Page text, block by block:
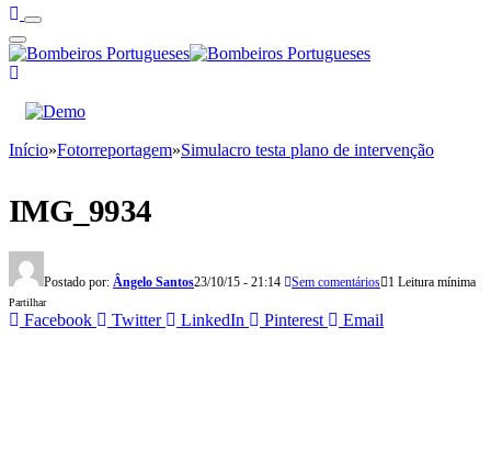
Início»Fotorreportagem»Simulacro testa plano de intervenção
IMG_9934
Postado por: Ângelo Santos23/10/15 - 21:14 Sem comentários 1 Leitura mínima
Partilhar
Facebook Twitter LinkedIn Pinterest Email